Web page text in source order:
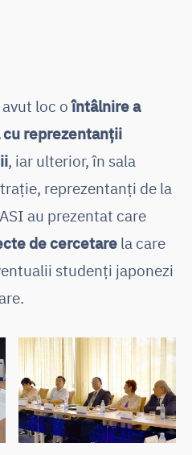
loc oîntâlnire a
reprezentanții
, iar ulterior, în sala
reprezentanți de la
au prezentat care
de cercetare la care
studenți japonezi